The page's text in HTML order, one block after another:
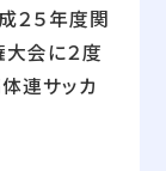
２５年度関
会に２度
連サッカ